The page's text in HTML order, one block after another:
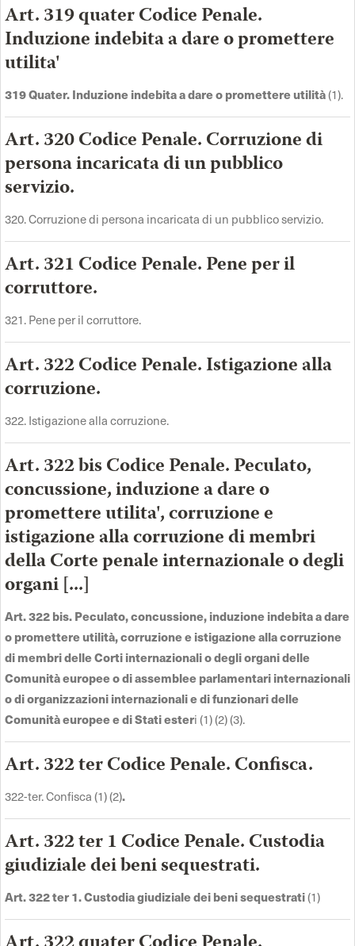
Art. 319 quater Codice Penale.
Induzione indebita a dare o promettere
utilita'
319 Quater. Induzione indebita a dare o promettere utilità(1).
Art. 320 Codice Penale. Corruzione di
persona incaricata di un pubblico
servizio.
320. Corruzione di persona incaricata di un pubblico servizio.
Art. 321 Codice Penale. Pene per il
corruttore.
321. Pene per il corruttore.
Art. 322 Codice Penale. Istigazione alla
corruzione.
322. Istigazione alla corruzione.
Art. 322 bis Codice Penale. Peculato,
concussione, induzione a dare o
promettere utilita', corruzione e
istigazione alla corruzione di membri
della Corte penale internazionale o degli
organi [...]
Art. 322 bis. Peculato, concussione, induzione indebita a dare
o promettere utilità, corruzione e istigazione alla corruzione
di membri delle Corti internazionali o degli organi delle
Comunità europee o di assemblee parlamentari internazionali
o di organizzazioni internazionali e di funzionari delle
Comunità europee e di Stati esteri (1) (2) (3).
Art. 322 ter Codice Penale. Confisca.
322-ter. Confisca (1) (2).
Art. 322 ter 1 Codice Penale. Custodia
giudiziale dei beni sequestrati.
Art. 322 ter 1. Custodia giudiziale dei beni sequestrati(1)